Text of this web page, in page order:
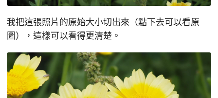
我把這張照片的原始大小切出來（點下去可以看原
圖），這樣可以看得更清楚。